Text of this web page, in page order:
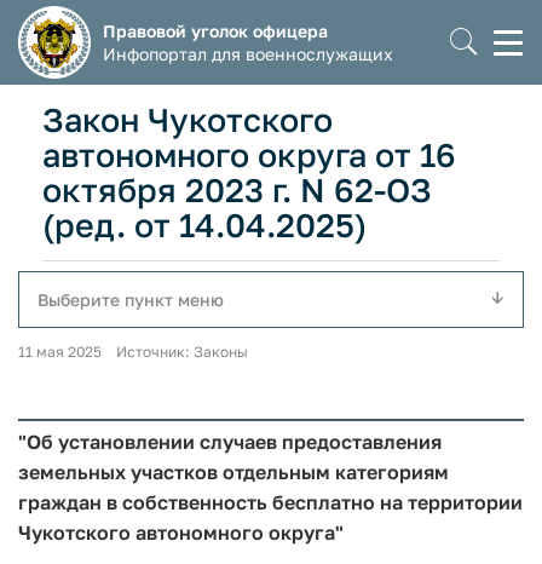
Правовой уголок офицера
Инфопортал для военнослужащих
Закон Чукотского
автономного округа от 16
октября 2023 г. N 62-ОЗ
(ред. от 14.04.2025)
Выберите пункт меню
11 мая 2025 Источник: Законы
"Об установлении случаев предоставления
земельных участков отдельным категориям
граждан в собственность бесплатно на территории
Чукотского автономного округа"